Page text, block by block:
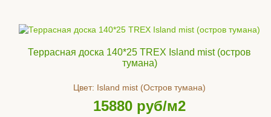
Террасная доска 140*25 TREX Island mist (остров
тумана)
Цвет: Island mist (Остров тумана)
15880 руб/м2